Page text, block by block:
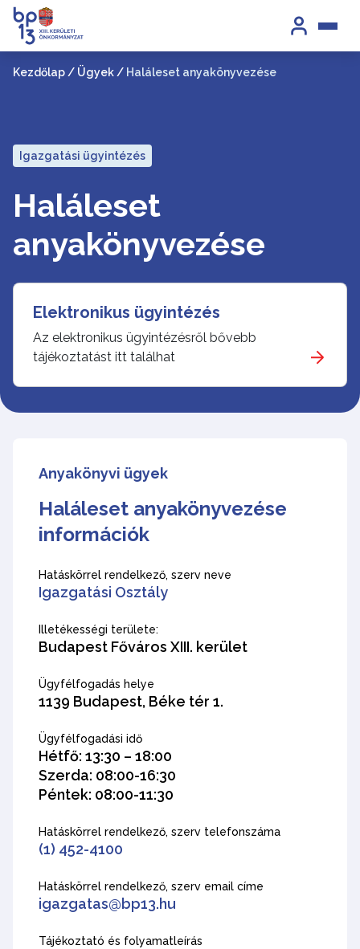
Kezdőlap / Ügyek / Haláleset anyakönyvezése
Igazgatási ügyintézés
Haláleset
anyakönyvezése
Elektronikus ügyintézés
Az elektronikus ügyintézésről bővebb
tájékoztatást itt találhat
Anyakönyvi ügyek
Haláleset anyakönyvezése
információk
Hatáskörrel rendelkező, szerv neve
Igazgatási Osztály
Illetékességi területe:
Budapest Főváros XIII. kerület
Ügyfélfogadás helye
1139 Budapest, Béke tér 1.
Ügyfélfogadási idő
Hétfő: 13:30 – 18:00
Szerda: 08:00-16:30
Péntek: 08:00-11:30
Hatáskörrel rendelkező, szerv telefonszáma
(1) 452-4100
Hatáskörrel rendelkező, szerv email címe
igazgatas@bp13.hu
Tájékoztató és folyamatleírás